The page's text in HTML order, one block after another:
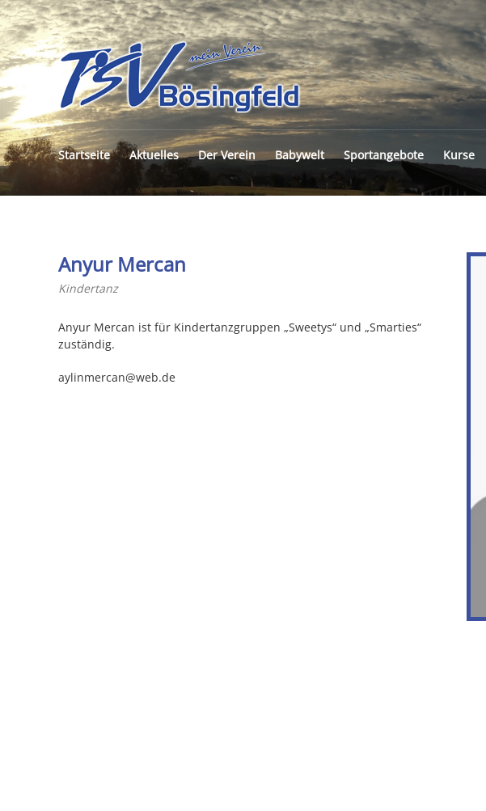
TSV
BÖSINGFELD
E.V.
Startseite Aktuelles Der Verein Babywelt Sportangebote Kurse
Anyur Mercan
Kindertanz
Anyur Mercan ist für Kindertanzgruppen „Sweetys“ und „Smarties“
zuständig.
aylinmercan@web.de